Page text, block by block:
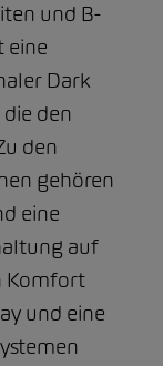
und B-
eine
Dark
den
den
gehören
eine
auf
Komfort
und eine